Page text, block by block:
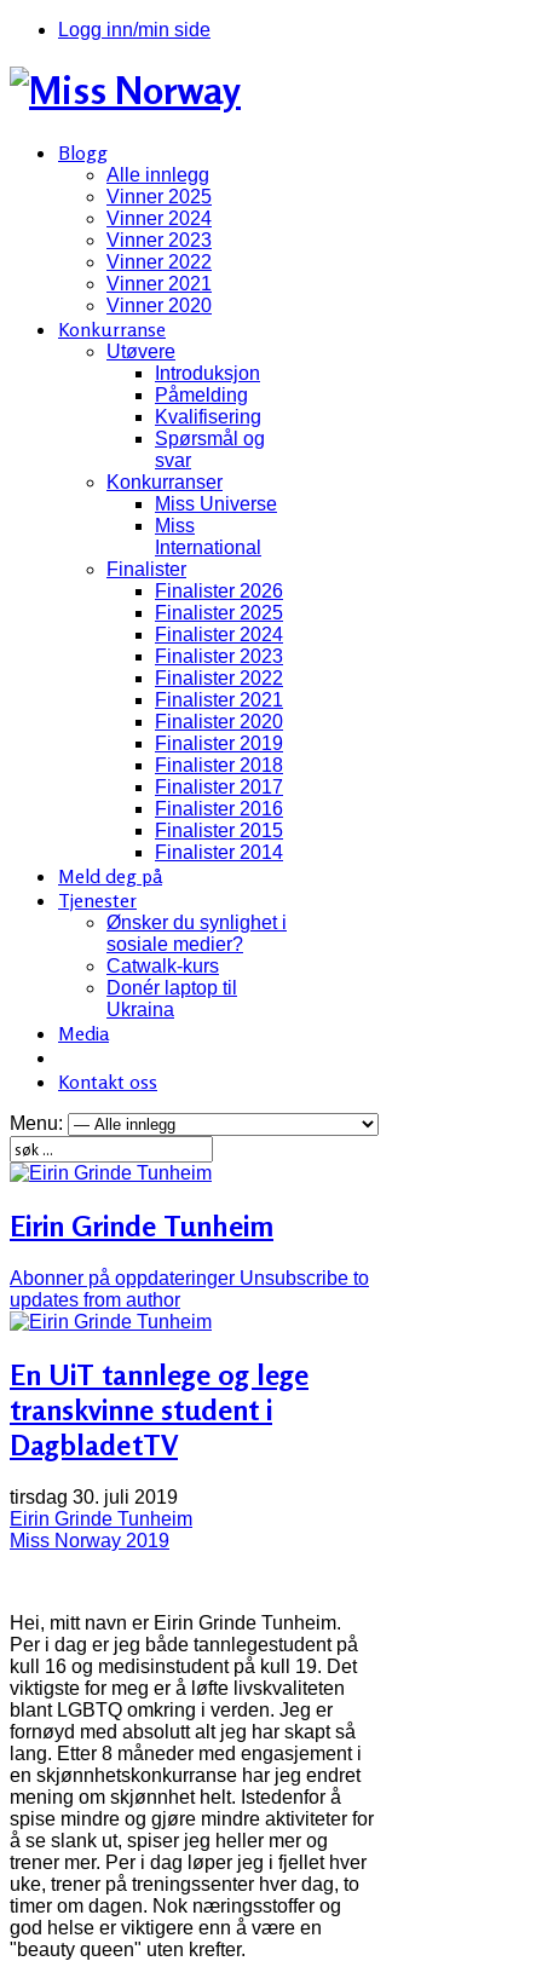
Logg inn/min side
Blogg
Alle innlegg
Vinner 2025
Vinner 2024
Vinner 2023
Vinner 2022
Vinner 2021
Vinner 2020
Konkurranse
Utøvere
Introduksjon
Påmelding
Kvalifisering
Spørsmål og
svar
Konkurranser
Miss Universe
Miss
International
Finalister
Finalister 2026
Finalister 2025
Finalister 2024
Finalister 2023
Finalister 2022
Finalister 2021
Finalister 2020
Finalister 2019
Finalister 2018
Finalister 2017
Finalister 2016
Finalister 2015
Finalister 2014
Meld deg på
Tjenester
Ønsker du synlighet i
sosiale medier?
Catwalk-kurs
Donér laptop til
Ukraina
Media
Kontakt oss
Menu:
Eirin Grinde Tunheim
Abonner på oppdateringer Unsubscribe to
updates from author
En UiT tannlege og lege
transkvinne student i
DagbladetTV
tirsdag 30. juli 2019
Eirin Grinde Tunheim
Miss Norway 2019
Hei, mitt navn er Eirin Grinde Tunheim.
Per i dag er jeg både tannlegestudent på
kull 16 og medisinstudent på kull 19. Det
viktigste for meg er å løfte livskvaliteten
blant LGBTQ omkring i verden. Jeg er
fornøyd med absolutt alt jeg har skapt så
lang. Etter 8 måneder med engasjement i
en skjønnhetskonkurranse har jeg endret
mening om skjønnhet helt. Istedenfor å
spise mindre og gjøre mindre aktiviteter for
å se slank ut, spiser jeg heller mer og
trener mer. Per i dag løper jeg i fjellet hver
uke, trener på treningssenter hver dag, to
timer om dagen. Nok næringsstoffer og
god helse er viktigere enn å være en
"beauty queen" uten krefter.